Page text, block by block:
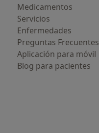
Medicamentos
Servicios
Enfermedades
Preguntas Frecuentes
Aplicación para móvil
Blog para pacientes